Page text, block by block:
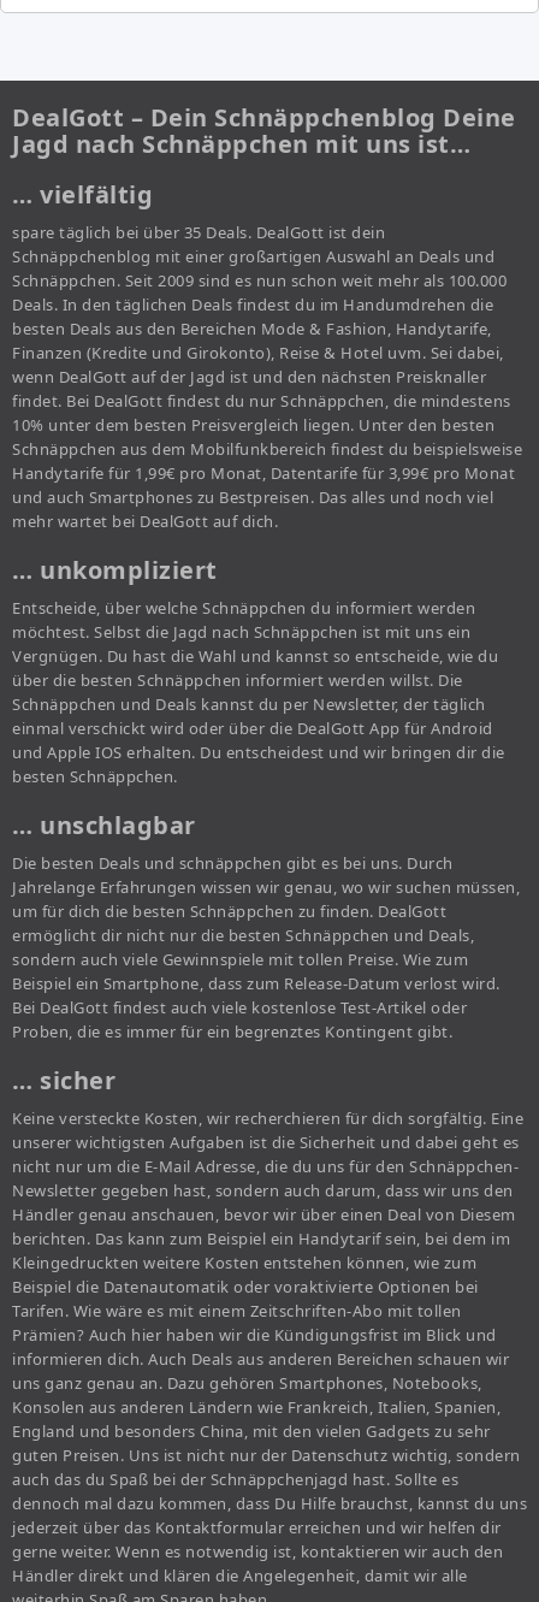
DealGott – Dein Schnäppchenblog Deine
Jagd nach Schnäppchen mit uns ist…
… vielfältig
spare täglich bei über 35 Deals. DealGott ist dein
Schnäppchenblog mit einer großartigen Auswahl an Deals und
Schnäppchen. Seit 2009 sind es nun schon weit mehr als 100.000
Deals. In den täglichen Deals findest du im Handumdrehen die
besten Deals aus den Bereichen Mode & Fashion, Handytarife,
Finanzen (Kredite und Girokonto), Reise & Hotel uvm. Sei dabei,
wenn DealGott auf der Jagd ist und den nächsten Preisknaller
findet. Bei DealGott findest du nur Schnäppchen, die mindestens
10% unter dem besten Preisvergleich liegen. Unter den besten
Schnäppchen aus dem Mobilfunkbereich findest du beispielsweise
Handytarife für 1,99€ pro Monat, Datentarife für 3,99€ pro Monat
und auch Smartphones zu Bestpreisen. Das alles und noch viel
mehr wartet bei DealGott auf dich.
… unkompliziert
Entscheide, über welche Schnäppchen du informiert werden
möchtest. Selbst die Jagd nach Schnäppchen ist mit uns ein
Vergnügen. Du hast die Wahl und kannst so entscheide, wie du
über die besten Schnäppchen informiert werden willst. Die
Schnäppchen und Deals kannst du per Newsletter, der täglich
einmal verschickt wird oder über die DealGott App für Android
und Apple IOS erhalten. Du entscheidest und wir bringen dir die
besten Schnäppchen.
… unschlagbar
Die besten Deals und schnäppchen gibt es bei uns. Durch
Jahrelange Erfahrungen wissen wir genau, wo wir suchen müssen,
um für dich die besten Schnäppchen zu finden. DealGott
ermöglicht dir nicht nur die besten Schnäppchen und Deals,
sondern auch viele Gewinnspiele mit tollen Preise. Wie zum
Beispiel ein Smartphone, dass zum Release-Datum verlost wird.
Bei DealGott findest auch viele kostenlose Test-Artikel oder
Proben, die es immer für ein begrenztes Kontingent gibt.
… sicher
Keine versteckte Kosten, wir recherchieren für dich sorgfältig. Eine
unserer wichtigsten Aufgaben ist die Sicherheit und dabei geht es
nicht nur um die E-Mail Adresse, die du uns für den Schnäppchen-
Newsletter gegeben hast, sondern auch darum, dass wir uns den
Händler genau anschauen, bevor wir über einen Deal von Diesem
berichten. Das kann zum Beispiel ein Handytarif sein, bei dem im
Kleingedruckten weitere Kosten entstehen können, wie zum
Beispiel die Datenautomatik oder voraktivierte Optionen bei
Tarifen. Wie wäre es mit einem Zeitschriften-Abo mit tollen
Prämien? Auch hier haben wir die Kündigungsfrist im Blick und
informieren dich. Auch Deals aus anderen Bereichen schauen wir
uns ganz genau an. Dazu gehören Smartphones, Notebooks,
Konsolen aus anderen Ländern wie Frankreich, Italien, Spanien,
England und besonders China, mit den vielen Gadgets zu sehr
guten Preisen. Uns ist nicht nur der Datenschutz wichtig, sondern
auch das du Spaß bei der Schnäppchenjagd hast. Sollte es
dennoch mal dazu kommen, dass Du Hilfe brauchst, kannst du uns
jederzeit über das Kontaktformular erreichen und wir helfen dir
gerne weiter. Wenn es notwendig ist, kontaktieren wir auch den
Händler direkt und klären die Angelegenheit, damit wir alle